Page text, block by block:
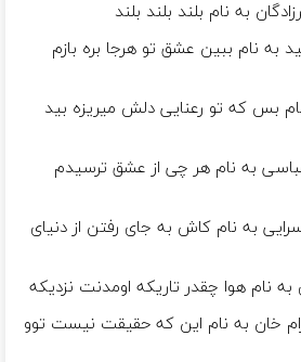
به نام بلند بلند بلند
به نام ببین عشق تو هرجا بره بازم
بس که تو رعنایی دلش میریزه بید
به نام هر چی از عشق ترسیدم
به نام کاش به جای رفتن از دنیای
نام هوا چقدر تاریکه اومدنت نزدیکه
خان به نام این که حقیقت نیست تو‌و